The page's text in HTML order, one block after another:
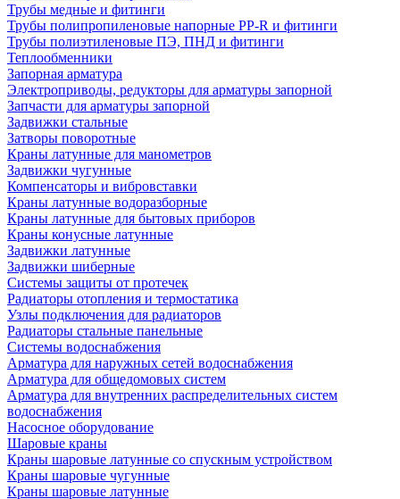
Трубы медные и фитинги
Трубы полипропиленовые напорные PP-R и фитинги
Трубы полиэтиленовые ПЭ, ПНД и фитинги
Теплообменники
Запорная арматура
Электроприводы, редукторы для арматуры запорной
Запчасти для арматуры запорной
Задвижки стальные
Затворы поворотные
Краны латунные для манометров
Задвижки чугунные
Компенсаторы и вибровставки
Краны латунные водоразборные
Краны латунные для бытовых приборов
Краны конусные латунные
Задвижки латунные
Задвижки шиберные
Системы защиты от протечек
Радиаторы отопления и термостатика
Узлы подключения для радиаторов
Радиаторы стальные панельные
Системы водоснабжения
Арматура для наружных сетей водоснабжения
Арматура для общедомовых систем
Арматура для внутренних распределительных систем
водоснабжения
Насосное оборудование
Шаровые краны
Краны шаровые латунные со спускным устройством
Краны шаровые чугунные
Краны шаровые латунные